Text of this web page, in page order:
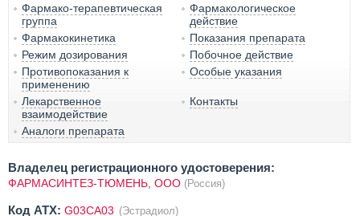
Фармако-терапевтическая
группа
Фармакологическое
действие
Фармакокинетика
Показания препарата
Режим дозирования
Побочное действие
Противопоказания к
применению
Особые указания
Лекарственное
взаимодействие
Контакты
Аналоги препарата
Владелец регистрационного удостоверения:
ФАРМАСИНТЕЗ-ТЮМЕНЬ, ОOO (Россия)
Код ATX: G03CA03 (Эстрадиол)